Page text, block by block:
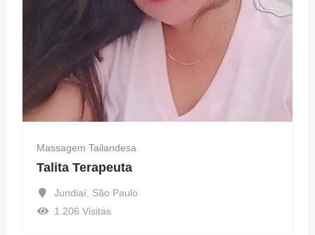
Massagem Tailandesa
Talita Terapeuta
Jundiaí, São Paulo
1.206 Visitas